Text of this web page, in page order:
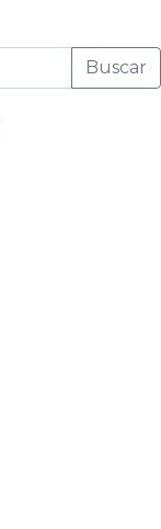
Buscar